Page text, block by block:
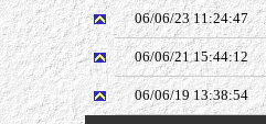
06/06/23 11:24:47
06/06/21 15:44:12
06/06/19 13:38:54